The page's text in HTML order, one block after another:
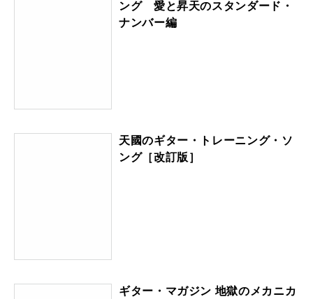
ング 愛と昇天のスタンダード・
ナンバー編
天國のギター・トレーニング・ソ
ング［改訂版］
ギター・マガジン 地獄のメカニカ